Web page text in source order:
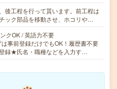
後工程を行って貰います。前工程は
ック部品を移動させ、ホコリや…
クOK / 英語力不要
事前登録だけでもOK！履歴書不要
録★氏名・職種などを入力す…